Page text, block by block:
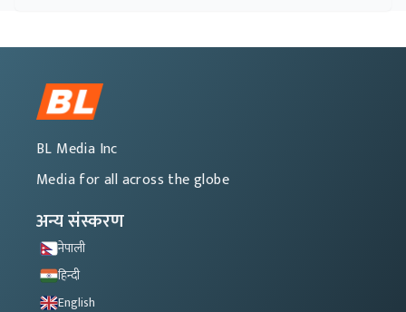
BL Media Inc
Media for all across the globe
अन्य संस्करण
नेपाली
हिन्दी
English